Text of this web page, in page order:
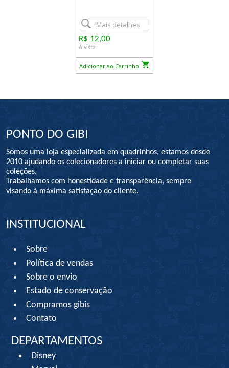
Mais detalhes
R$ 12,00
À vista
Adicionar ao Carrinho
PONTO DO GIBI
Somos uma loja especializada em quadrinhos, estamos desde
2010 ajudando os colecionadores a iniciar ou completar suas
coleções.
Trabalhamos com honestidade e transparência, sempre
visando à máxima satisfação do cliente.
INSTITUCIONAL
Sobre
Política de vendas
Sobre o envio
Estado de conservação
Compramos gibis
Contato
DEPARTAMENTOS
Disney